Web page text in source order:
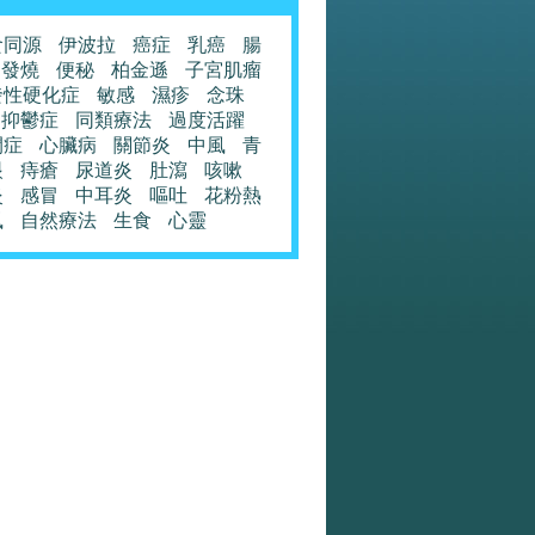
源 伊波拉 癌症 乳癌
腸
發燒
便秘 柏金遜
子宮肌瘤
硬化症
敏感 濕疹
念珠
抑鬱症
同類療法
過度活躍
心臟病 關節炎 中風
青
痔瘡 尿道炎 肚瀉
咳嗽
感冒 中耳炎 嘔吐
花粉熱
自然療法 生食 心靈